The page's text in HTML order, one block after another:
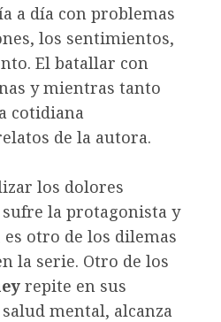
a día con problemas
los sentimientos,
El batallar con
y mientras tanto
cotidiana
de la autora.
los dolores
la protagonista y
es otro de los dilemas
la serie. Otro de los
repite en sus
mental, alcanza